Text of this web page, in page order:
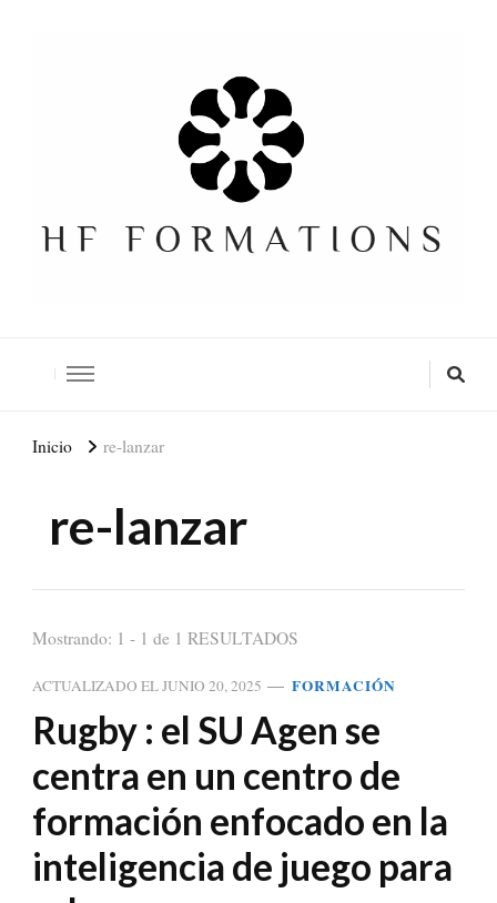
Inicio re-lanzar
re-lanzar
Mostrando: 1 - 1 de 1 RESULTADOS
ACTUALIZADO ELJUNIO 20, 2025 FORMACIÓN
Rugby : el SU Agen se
centra en un centro de
formación enfocado en la
inteligencia de juego para